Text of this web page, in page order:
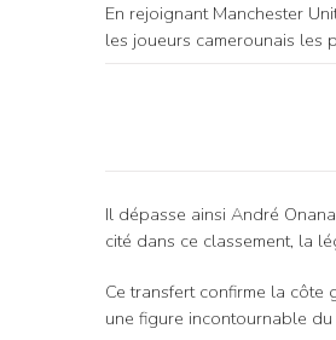
En rejoignant Manchester
les joueurs camerounais les
Il dépasse ainsi André
cité dans ce classement, la
Ce transfert confirme la côte
une figure incontournable